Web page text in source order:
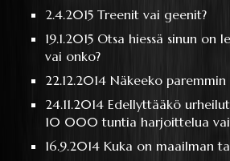
2.4.2015Treenit vai geenit?
19.1.2015 Otsa hiessä sinun on
vai onko?
22.12.2014Näkeeko paremmin
24.11.2014Edellyttääkö
10 000 tuntia harjoittelua vai
16.9.2014Kuka on maailman